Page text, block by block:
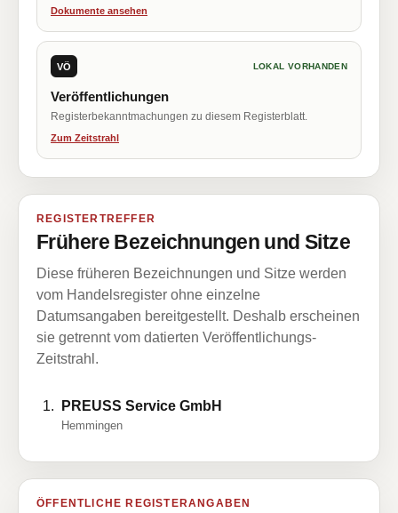
Dokumente ansehen
VÖ LOKAL VORHANDEN
Veröffentlichungen
Registerbekanntmachungen zu diesem Registerblatt.
Zum Zeitstrahl
REGISTERTREFFER
Frühere Bezeichnungen und Sitze
Diese früheren Bezeichnungen und Sitze werden
vom Handelsregister ohne einzelne
Datumsangaben bereitgestellt. Deshalb erscheinen
sie getrennt vom datierten Veröffentlichungs-
Zeitstrahl.
PREUSS Service GmbH
Hemmingen
ÖFFENTLICHE REGISTERANGABEN